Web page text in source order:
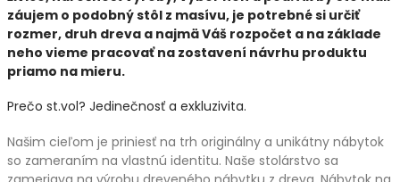
záujem o podobný stôl z masívu, je potrebné si určiť
rozmer, druh dreva a najmä Váš rozpočet a na základe
neho vieme pracovať na zostavení návrhu produktu
priamo na mieru.
Prečo st.vol? Jedinečnosť a exkluzivita.
Našim cieľom je priniesť na trh originálny a unikátny nábytok
so zameraním na vlastnú identitu. Naše stolárstvo sa